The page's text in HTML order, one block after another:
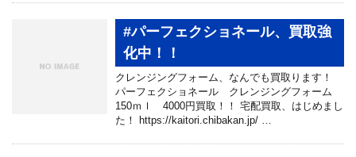
#パーフェクショネール、買取強
化中！！
クレンジングフォーム、なんでも買取ります！
パーフェクショネール クレンジングフォーム
150ｍｌ 4000円買取！！ 宅配買取、はじめまし
た！ https://kaitori.chibakan.jp/ …